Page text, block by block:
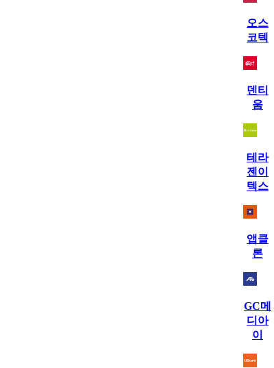
오스
코텍
덴티
움
테라
젠이
텍스
앱클
론
GC메
디아
이